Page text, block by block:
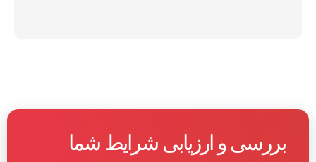
بررسی و ارزیابی شرایط شما